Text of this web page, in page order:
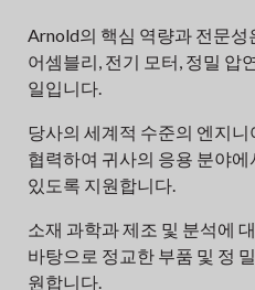
Arnold의 핵심 역량과 전문성
어셈블리, 전기 모터, 정밀 압
일입니다.
당사의 세계적 수준의 엔지
협력하여 귀사의 응용 분야
있도록 지원합니다.
소재 과학과 제조 및 분석에
바탕으로 정교한 부품 및 정
원합니다.